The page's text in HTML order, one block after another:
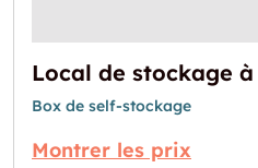
Box de self-stockage
Montrer les prix